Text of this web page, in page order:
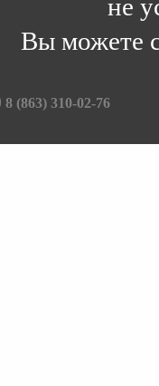
не
Вы можете
8 (863) 310-02-76